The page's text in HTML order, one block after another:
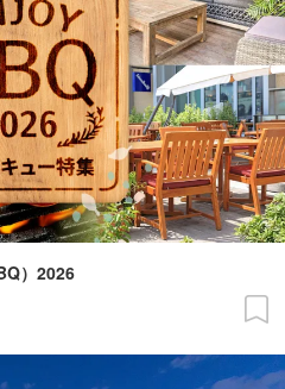
）2026